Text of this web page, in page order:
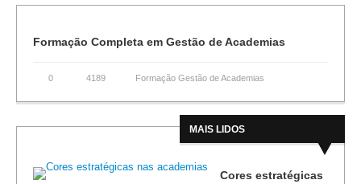
Formação Completa em Gestão de Academias
0 4189 Formação Gestão de Academias
MAIS LIDOS
Cores estratégicas